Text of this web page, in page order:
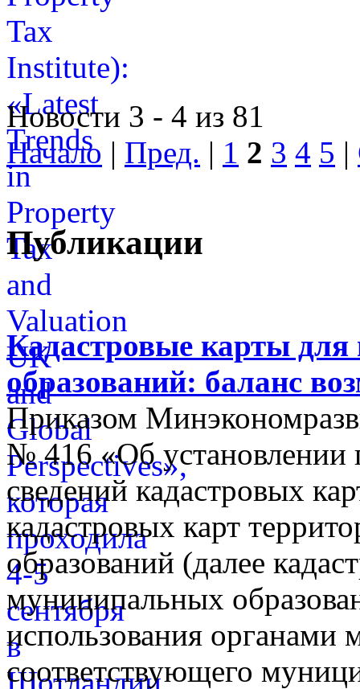
Новости 3 - 4 из 81
Начало | Пред. | 1 2 3 4 5 |
Публикации
Кадастровые карты
образований: баланс
Приказом
№ 416 «Об установлении
сведений кадастровых
кадастровых карт
образований (далее
муниципальных
использования органами
соответствующего